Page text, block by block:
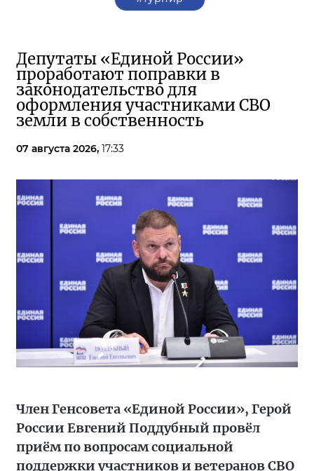
Депутаты «Единой России»
проработают поправки в
законодательство для
оформления участниками СВО
земли в собственность
07 августа 2026, 17:33
Член Генсовета «Единой России», Герой
России Евгений Поддубный провёл
приём по вопросам социальной
поддержки участников и ветеранов СВО